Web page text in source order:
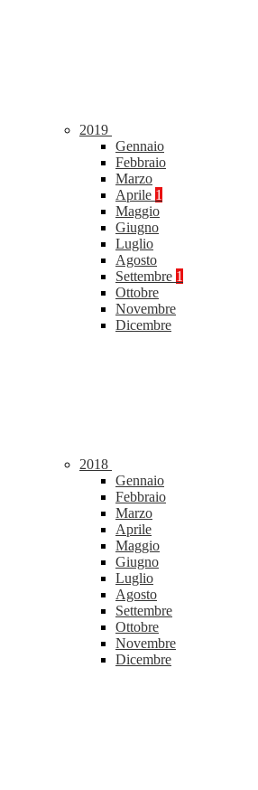
2019
Gennaio
Febbraio
Marzo
Aprile 1
Maggio
Giugno
Luglio
Agosto
Settembre 1
Ottobre
Novembre
Dicembre
2018
Gennaio
Febbraio
Marzo
Aprile
Maggio
Giugno
Luglio
Agosto
Settembre
Ottobre
Novembre
Dicembre